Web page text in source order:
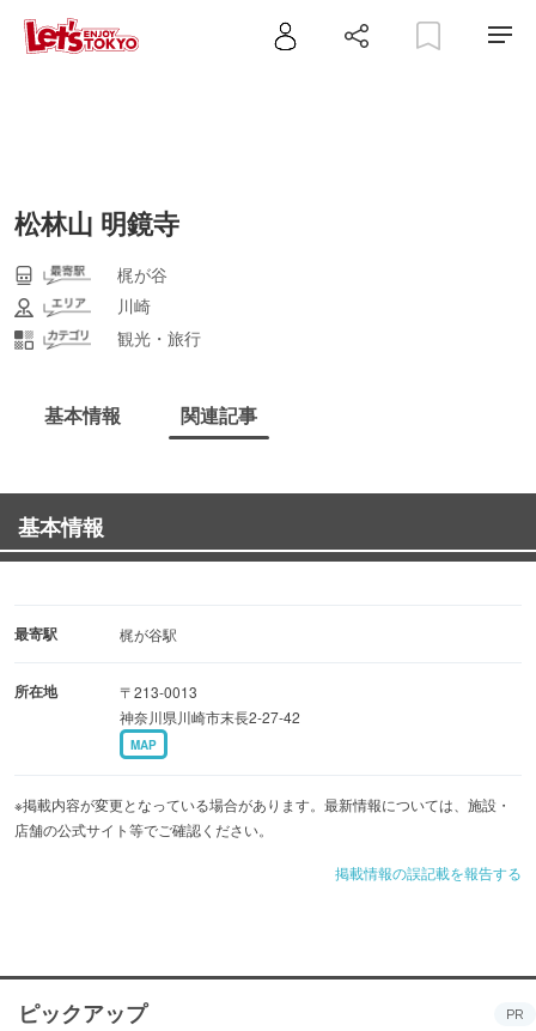
松林山 明鏡寺
梶が谷
川崎
観光・旅行
基本情報 関連記事
基本情報
最寄駅 梶が谷駅
所在地
〒213-0013
神奈川県川崎市末長2-27-42
MAP
※掲載内容が変更となっている場合があります。最新情報については、施設・
店舗の公式サイト等でご確認ください。
掲載情報の誤記載を報告する
ピックアップ PR